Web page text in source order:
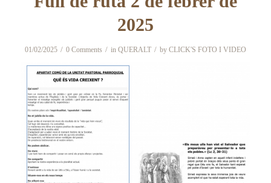
2025
01/02/2025 / 0 Comments / in QUERALT / by CLICK'S FOTO I VIDEO